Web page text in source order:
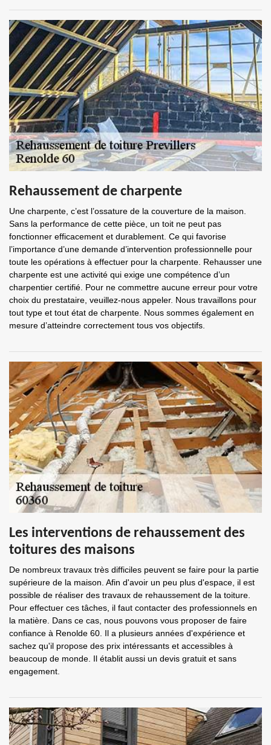
Rehaussement de charpente
Une charpente, c’est l’ossature de la couverture de la maison.
Sans la performance de cette pièce, un toit ne peut pas
fonctionner efficacement et durablement. Ce qui favorise
l’importance d’une demande d’intervention professionnelle pour
toute les opérations à effectuer pour la charpente. Rehausser une
charpente est une activité qui exige une compétence d’un
charpentier certifié. Pour ne commettre aucune erreur pour votre
choix du prestataire, veuillez-nous appeler. Nous travaillons pour
tout type et tout état de charpente. Nous sommes également en
mesure d’atteindre correctement tous vos objectifs.
Les interventions de rehaussement des
toitures des maisons
De nombreux travaux très difficiles peuvent se faire pour la partie
supérieure de la maison. Afin d'avoir un peu plus d'espace, il est
possible de réaliser des travaux de rehaussement de la toiture.
Pour effectuer ces tâches, il faut contacter des professionnels en
la matière. Dans ce cas, nous pouvons vous proposer de faire
confiance à Renolde 60. Il a plusieurs années d'expérience et
sachez qu'il propose des prix intéressants et accessibles à
beaucoup de monde. Il établit aussi un devis gratuit et sans
engagement.